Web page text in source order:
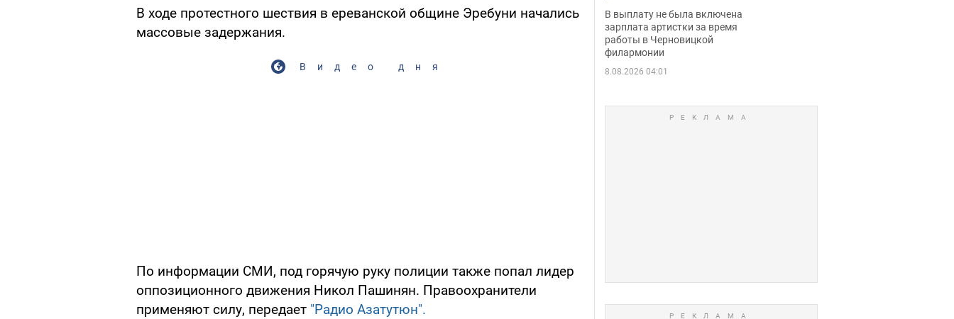
В ходе протестного шествия в ереванской общине Эребуни начались
массовые задержания.
Видео дня
По информации СМИ, под горячую руку полиции также попал лидер
оппозиционного движения Никол Пашинян. Правоохранители
применяют силу, передает "Радио Азатутюн".
сколько получала
певица
В выплату не была включена
зарплата артистки за время
работы в Черновицкой
филармонии
8.08.2026 04:01